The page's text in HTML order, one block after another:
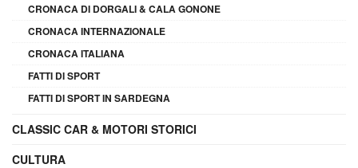
CRONACA DI DORGALI & CALA GONONE
CRONACA INTERNAZIONALE
CRONACA ITALIANA
FATTI DI SPORT
FATTI DI SPORT IN SARDEGNA
CLASSIC CAR & MOTORI STORICI
CULTURA